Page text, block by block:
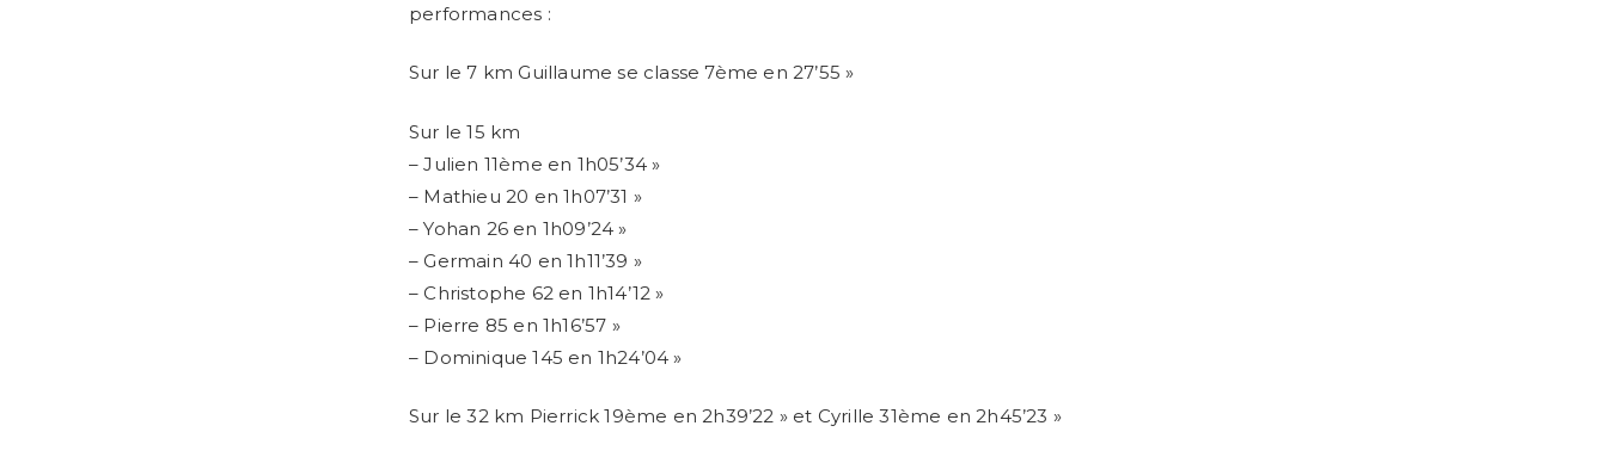
performances :
Sur le 7 km Guillaume se classe 7ème en 27’55 »
Sur le 15 km
– Julien 11ème en 1h05’34 »
– Mathieu 20 en 1h07’31 »
– Yohan 26 en 1h09’24 »
– Germain 40 en 1h11’39 »
– Christophe 62 en 1h14’12 »
– Pierre 85 en 1h16’57 »
– Dominique 145 en 1h24’04 »
Sur le 32 km Pierrick 19ème en 2h39’22 » et Cyrille 31ème en 2h45’23 »